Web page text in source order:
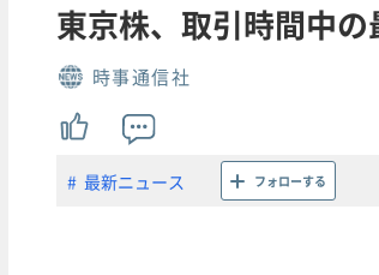
東京株、取引時間中
時事通信社
最新ニュース フォローする